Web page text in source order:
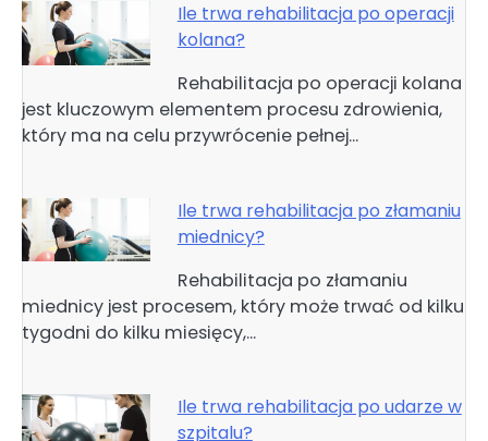
Ile trwa rehabilitacja po operacji
kolana?
Rehabilitacja po operacji kolana
jest kluczowym elementem procesu zdrowienia,
który ma na celu przywrócenie pełnej…
Ile trwa rehabilitacja po złamaniu
miednicy?
Rehabilitacja po złamaniu
miednicy jest procesem, który może trwać od kilku
tygodni do kilku miesięcy,…
Ile trwa rehabilitacja po udarze w
szpitalu?